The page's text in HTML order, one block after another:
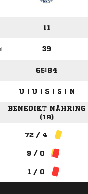
11
39
65:84
U | U | S | S | N
BENEDIKT NÄHRING
(19)
72 / 4
9 / 0
1 / 0